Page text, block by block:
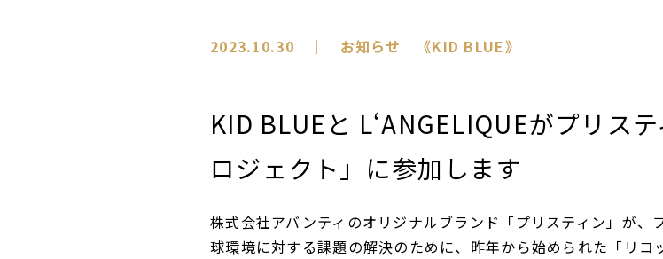
2023.10.30 ｜ お知らせ 《KID BLUE》
KID BLUEと L‘ANGELIQUEがプリス
ロジェクト」に参加します
株式会社アバンティのオリジナルブランド「プリスティン」が
球環境に対する課題の解決のために、昨年から始められた「リ